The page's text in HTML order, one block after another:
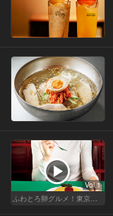
Vol.1